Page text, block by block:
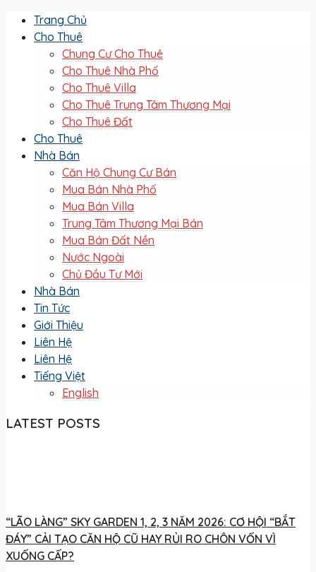
Trang Chủ
Cho Thuê
Chung Cư Cho Thuê
Cho Thuê Nhà Phố
Cho Thuê Villa
Cho Thuê Trung Tâm Thương Mại
Cho Thuê Đất
Cho Thuê
Nhà Bán
Căn Hộ Chung Cư Bán
Mua Bán Nhà Phố
Mua Bán Villa
Trung Tâm Thương Mại Bán
Mua Bán Đất Nền
Nước Ngoài
Chủ Đầu Tư Mới
Nhà Bán
Tin Tức
Giới Thiệu
Liên Hệ
Liên Hệ
Tiếng Việt
English
LATEST POSTS
“LÃO LÀNG” SKY GARDEN 1, 2, 3 NĂM 2026: CƠ HỘI “BẮT
ĐÁY” CẢI TẠO CĂN HỘ CŨ HAY RỦI RO CHÔN VỐN VÌ
XUỐNG CẤP?